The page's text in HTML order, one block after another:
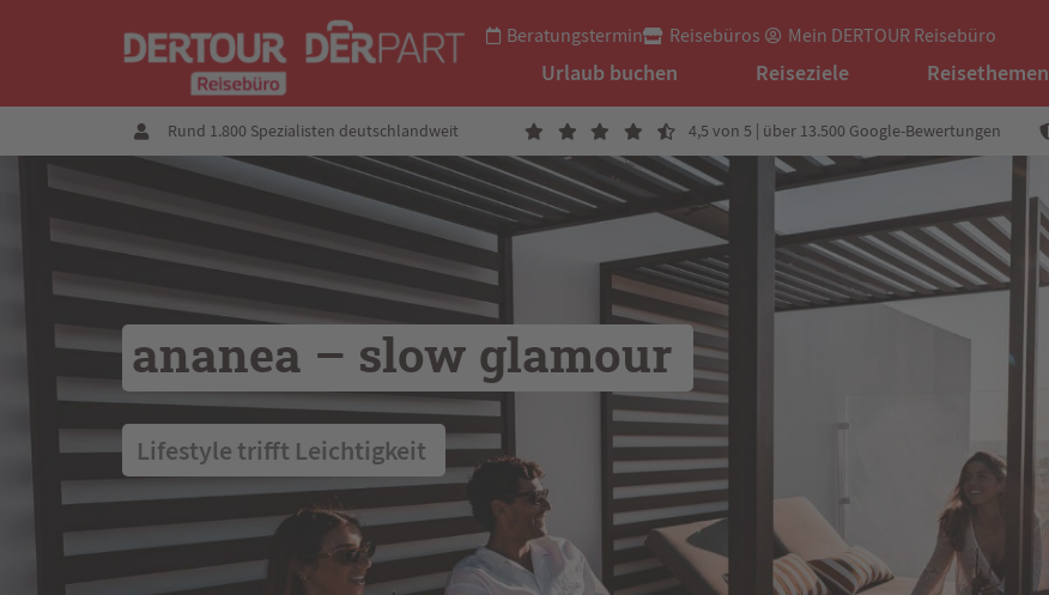
Beratungstermin Reisebüros Mein DERTOUR Reisebüro
Urlaub buchen Reiseziele Reisethemen
Rund 1.800 Spezialisten deutschlandweit 4,5 von 5 | über 13.500 Google-Bewertungen
ananea – slow glamour
Lifestyle trifft Leichtigkeit